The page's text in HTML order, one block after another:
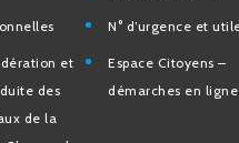
personnelles N°
modération et de
des
sociaux de la Ville
Espace
démarches